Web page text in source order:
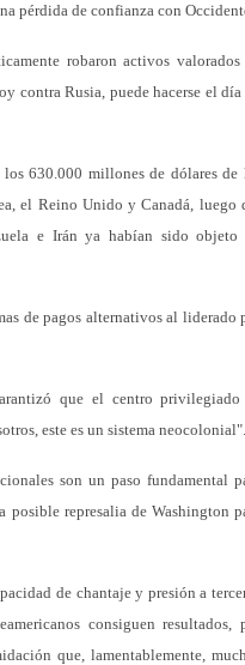
pérdida de confianza con
robaron activos valorados
contra Rusia, puede hacerse el día
630.000 millones de dólares de
el Reino Unido y Canadá, luego
e Irán ya habían sido objeto
de pagos alternativos al liderado
que el centro privilegiado
este es un sistema neocolonial".
son un paso fundamental
posible represalia de Washington
de chantaje y presión a
consiguen resultados,
que, lamentablemente,